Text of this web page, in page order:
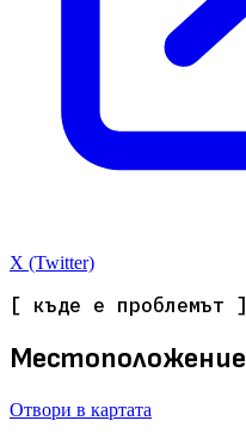
X (Twitter)
[ къде е проблемът ]
Местоположение
Отвори в картата